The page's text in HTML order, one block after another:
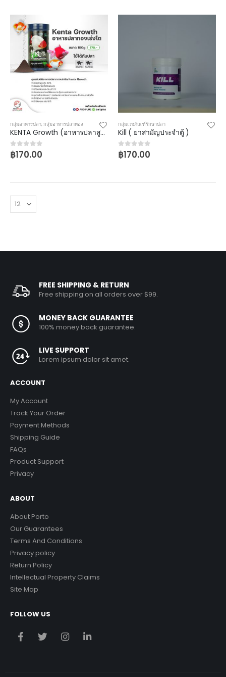
กลุ่มอาหารปลา,กลุ่มอาหารปลาทอง
KENTA Growth (อาหารปลาสูตรเร่งโต)
0out of 5
฿170.00
กลุ่มเวชภัณฑ์รักษาปลา
Kill ( ยาสามัญประจำตู้ )
0out of 5
฿170.00
FREE SHIPPING & RETURN
Free shipping on all orders over $99.
MONEY BACK GUARANTEE
100% money back guarantee.
LIVE SUPPORT
Lorem ipsum dolor sit amet.
ACCOUNT
My Account
Track Your Order
Payment Methods
Shipping Guide
FAQs
Product Support
Privacy
ABOUT
About Porto
Our Guarantees
Terms And Conditions
Privacy policy
Return Policy
Intellectual Property Claims
Site Map
FOLLOW US